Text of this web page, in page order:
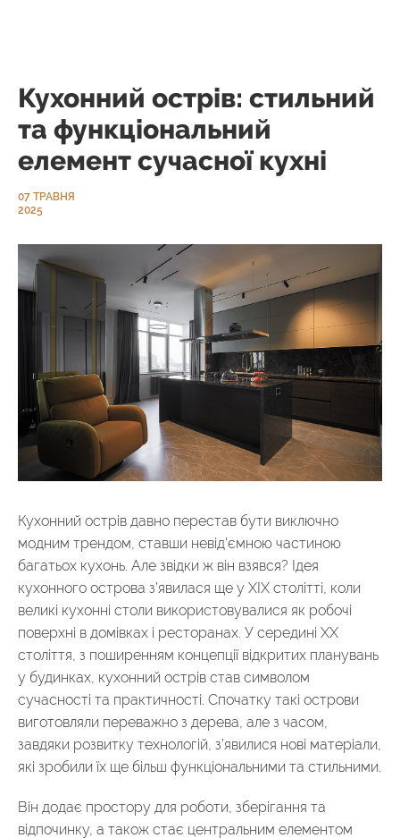
Кухонний острів: стильний
та функціональний
елемент сучасної кухні
07 ТРАВНЯ
2025
Кухонний острів давно перестав бути виключно
модним трендом, ставши невід'ємною частиною
багатьох кухонь. Але звідки ж він взявся? Ідея
кухонного острова з’явилася ще у XIX столітті, коли
великі кухонні столи використовувалися як робочі
поверхні в домівках і ресторанах. У середині XX
століття, з поширенням концепції відкритих планувань
у будинках, кухонний острів став символом
сучасності та практичності. Спочатку такі острови
виготовляли переважно з дерева, але з часом,
завдяки розвитку технологій, з’явилися нові матеріали,
які зробили їх ще більш функціональними та стильними.
Він додає простору для роботи, зберігання та
відпочинку, а також стає центральним елементом